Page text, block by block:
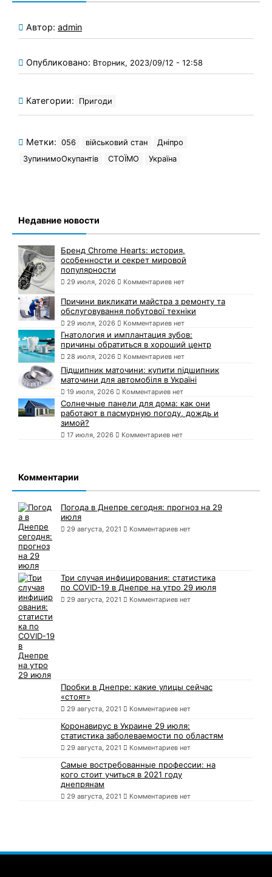
Автор: admin
Опубликовано: Вторник, 2023/09/12 - 12:58
Категории: Пригоди
Метки: 056 військовий стан
Дніпро
ЗупинимоОкупантів
СТОЇМО Україна
Недавние новости
Бренд Chrome Hearts: история,
особенности и секрет мировой
популярности
29 июля, 2026 Комментариев нет
Причини викликати майстра з ремонту та
обслуговування побутової техніки
29 июля, 2026 Комментариев нет
Гнатология и имплантация зубов:
причины обратиться в хороший центр
28 июля, 2026 Комментариев нет
Підшипник маточини: купити підшипник
маточини для автомобіля в Україні
19 июля, 2026 Комментариев нет
Солнечные панели для дома: как они
работают в пасмурную погоду, дождь и
зимой?
17 июля, 2026 Комментариев нет
Комментарии
Погода в Днепре сегодня: прогноз на 29
июля
29 августа, 2021 Комментариев нет
Три случая инфицирования: статистика
по COVID-19 в Днепре на утро 29 июля
29 августа, 2021 Комментариев нет
Пробки в Днепре: какие улицы сейчас
«стоят»
29 августа, 2021 Комментариев нет
Коронавирус в Украине 29 июля:
статистика заболеваемости по областям
29 августа, 2021 Комментариев нет
Самые востребованные профессии: на
кого стоит учиться в 2021 году
днепрянам
29 августа, 2021 Комментариев нет